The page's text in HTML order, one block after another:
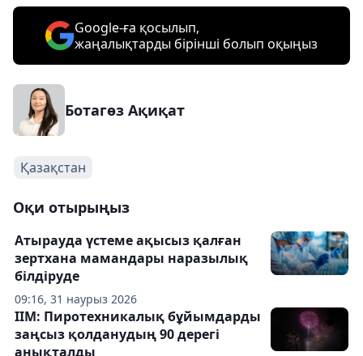
Google-ға қосылып,
жаңалықтарды бірінші болып оқыңыз
Ботагөз Ақиқат
Қазақстан
Оқи отырыңыз
09:16, 31 наурыз 2026
Атырауда үстеме ақысыз қалған
зертхана мамандары наразылық
білдіруде
ІІМ: Пиротехникалық бұйымдарды
заңсыз қолданудың 90 дерегі
анықталды